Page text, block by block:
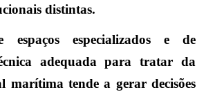
distintas.
espaços especializados e de
adequada para tratar da
marítima tende a gerar decisões